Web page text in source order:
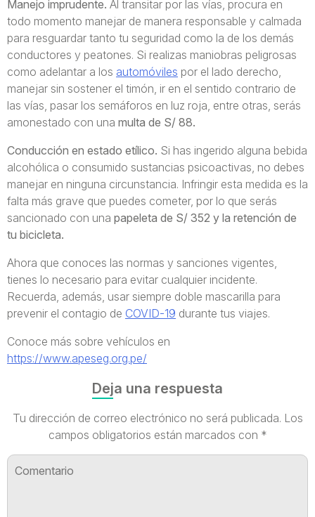
Manejo imprudente. Al transitar por las vías, procura en
todo momento manejar de manera responsable y calmada
para resguardar tanto tu seguridad como la de los demás
conductores y peatones. Si realizas maniobras peligrosas
como adelantar a los automóviles por el lado derecho,
manejar sin sostener el timón, ir en el sentido contrario de
las vías, pasar los semáforos en luz roja, entre otras, serás
amonestado con una multa de S/ 88.
Conducción en estado etílico. Si has ingerido alguna bebida
alcohólica o consumido sustancias psicoactivas, no debes
manejar en ninguna circunstancia. Infringir esta medida es la
falta más grave que puedes cometer, por lo que serás
sancionado con una papeleta de S/ 352 y la retención de
tu bicicleta.
Ahora que conoces las normas y sanciones vigentes,
tienes lo necesario para evitar cualquier incidente.
Recuerda, además, usar siempre doble mascarilla para
prevenir el contagio de COVID-19 durante tus viajes.
Conoce más sobre vehículos en
https://www.apeseg.org.pe/
Deja una respuesta
Tu dirección de correo electrónico no será publicada. Los
campos obligatorios están marcados con *